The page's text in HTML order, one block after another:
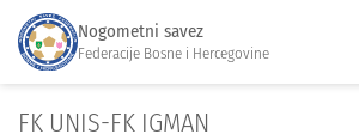
Nogometni savez
Federacije Bosne i Hercegovine
FK UNIS-FK IGMAN